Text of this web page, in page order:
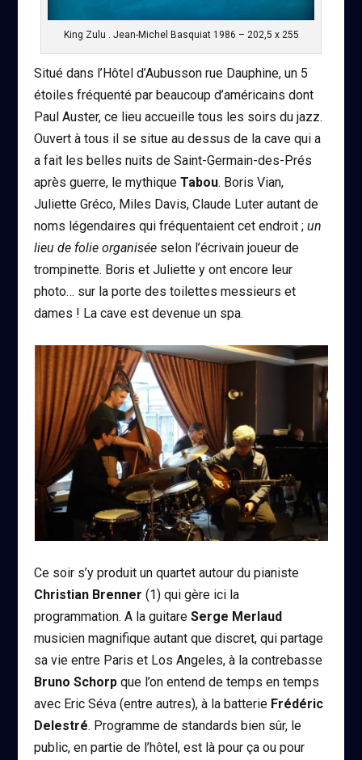
King Zulu . Jean-Michel Basquiat 1986 – 202,5 x 255
Situé dans l’Hôtel d’Aubusson rue Dauphine, un 5
étoiles fréquenté par beaucoup d’américains dont
Paul Auster, ce lieu accueille tous les soirs du jazz.
Ouvert à tous il se situe au dessus de la cave qui a
a fait les belles nuits de Saint-Germain-des-Prés
après guerre, le mythique Tabou. Boris Vian,
Juliette Gréco, Miles Davis, Claude Luter autant de
noms légendaires qui fréquentaient cet endroit ;un
lieu de folie organisée selon l’écrivain joueur de
trompinette. Boris et Juliette y ont encore leur
photo… sur la porte des toilettes messieurs et
dames ! La cave est devenue un spa.
Ce soir s’y produit un quartet autour du pianiste
Christian Brenner (1) qui gère ici la
programmation. A la guitareSerge Merlaud
musicien magnifique autant que discret, qui partage
sa vie entre Paris et Los Angeles, à la contrebasse
Bruno Schorp que l’on entend de temps en temps
avec Eric Séva (entre autres), à la batterie Frédéric
Delestré. Programme de standards bien sûr, le
public, en partie de l’hôtel, est là pour ça ou pour